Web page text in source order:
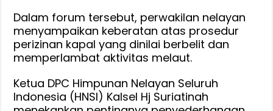
Dalam forum tersebut, perwakilan nelayan
menyampaikan keberatan atas prosedur
perizinan kapal yang dinilai berbelit dan
memperlambat aktivitas melaut.
Ketua DPC Himpunan Nelayan Seluruh
Indonesia (HNSI) Kalsel Hj Suriatinah